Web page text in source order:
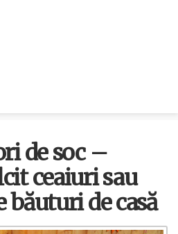
de soc –
ceaiuri sau
băuturi de casă